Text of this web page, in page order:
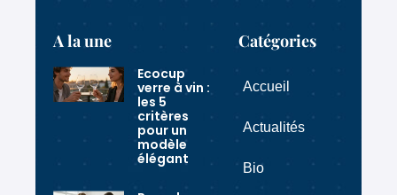
A la une
Ecocup
verre à vin :
les 5
critères
pour un
modèle
élégant
Catégories
Accueil
Actualités
Bio